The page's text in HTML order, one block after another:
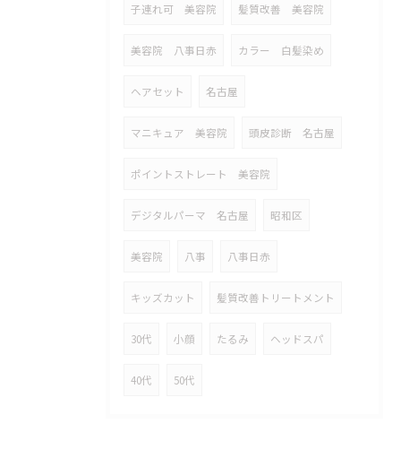
子連れ可 美容院 髪質改善 美容院
美容院 八事日赤 カラー 白髪染め
ヘアセット 名古屋
マニキュア 美容院 頭皮診断 名古屋
ポイントストレート 美容院
デジタルパーマ 名古屋 昭和区
美容院 八事 八事日赤
キッズカット 髪質改善トリートメント
30代 小顔 たるみ ヘッドスパ
40代 50代